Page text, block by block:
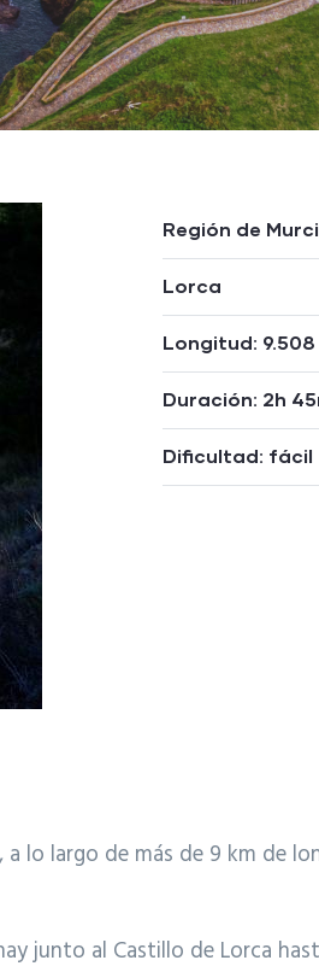
Región de
Lorca
Longitud: 9.508
Duración: 2h
Dificultad: fácil
lo largo de más de 9 km de
junto al Castillo de Lorca